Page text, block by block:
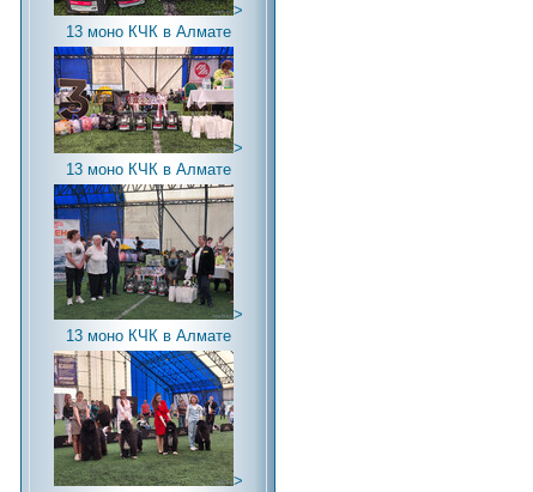
>
13 моно КЧК в Алмате
>
13 моно КЧК в Алмате
>
13 моно КЧК в Алмате
>